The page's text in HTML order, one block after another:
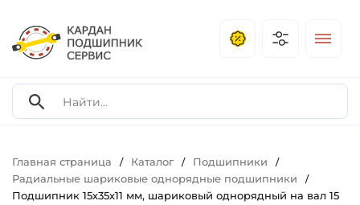
Главная страница / Каталог / Подшипники /
Радиальные шариковые однорядные подшипники /
Подшипник 15х35х11 мм, шариковый однорядный на вал 15